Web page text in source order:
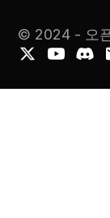
© 2024 - 오